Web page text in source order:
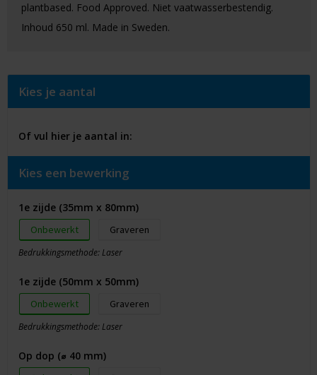
plantbased. Food Approved. Niet vaatwasserbestendig.
Inhoud 650 ml. Made in Sweden.
Kies je aantal
Of vul hier je aantal in:
Kies een bewerking
1e zijde (35mm x 80mm)
Onbewerkt Graveren
Bedrukkingsmethode: Laser
1e zijde (50mm x 50mm)
Onbewerkt Graveren
Bedrukkingsmethode: Laser
Op dop (⌀ 40 mm)